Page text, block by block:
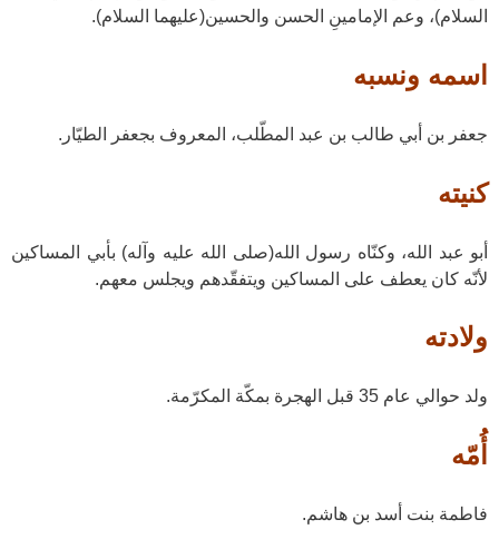
السلام)، وعم الإمامينِ الحسن والحسين(عليهما السلام).
اسمه ونسبه
جعفر بن أبي طالب بن عبد المطّلب، المعروف بجعفر الطيّار.
كنيته
أبو عبد الله، وكنّاه رسول الله(صلى الله عليه وآله) بأبي المساكين
لأنّه كان يعطف على المساكين ويتفقّدهم ويجلس معهم.
ولادته
ولد حوالي عام 35 قبل الهجرة بمكّة المكرّمة.
أُمّه
فاطمة بنت أسد بن هاشم.